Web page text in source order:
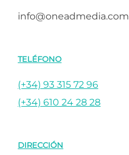
info@oneadmedia.com
TELÉFONO
(+34) 93 315 72 96
(+34) 610 24 28 28
DIRECCIÓN